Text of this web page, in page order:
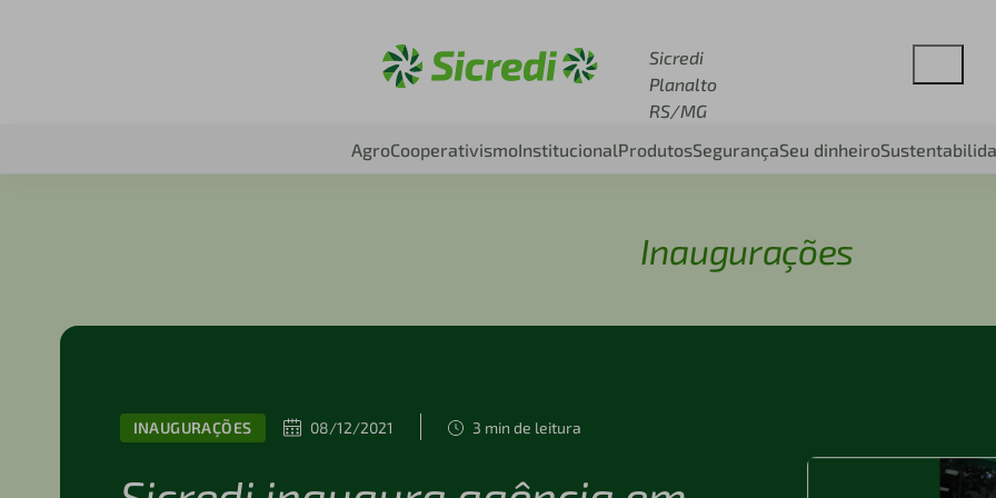
Sicredi
Planalto
RS/MG
AgroCooperativismoInstitucionalProdutosSegurançaSeu dinheiro
Inaugurações
INAUGURAÇÕES 08/12/2021 3 min de leitura